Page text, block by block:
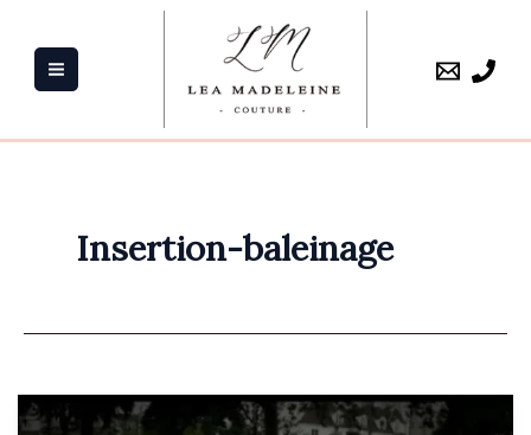
contenu
Insertion-baleinage